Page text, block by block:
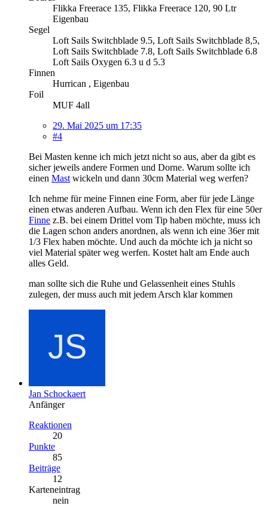
Flikka Freerace 135, Flikka Freerace 120, 90 Ltr
Eigenbau
Segel
Loft Sails Switchblade 9.5, Loft Sails Switchblade 8,5,
Loft Sails Switchblade 7.8, Loft Sails Switchblade 6.8
Loft Sails Oxygen 6.3 u d 5.3
Finnen
Hurrican , Eigenbau
Foil
MUF 4all
29. Mai 2025 um 17:35
#4
Bei Masten kenne ich mich jetzt nicht so aus, aber da gibt es
sicher jeweils andere Formen und Dorne. Warum sollte ich
einen Mast wickeln und dann 30cm Material weg werfen?
Ich nehme für meine Finnen eine Form, aber für jede Länge
einen etwas anderen Aufbau. Wenn ich den Flex für eine 50er
Finne z.B. bei einem Drittel vom Tip haben möchte, muss ich
die Lagen schon anders anordnen, als wenn ich eine 36er mit
1/3 Flex haben möchte. Und auch da möchte ich ja nicht so
viel Material später weg werfen. Kostet halt am Ende auch
alles Geld.
man sollte sich die Ruhe und Gelassenheit eines Stuhls
zulegen, der muss auch mit jedem Arsch klar kommen
Jan Schockaert
Anfänger
Reaktionen
20
Punkte
85
Beiträge
12
Karteneintrag
nein